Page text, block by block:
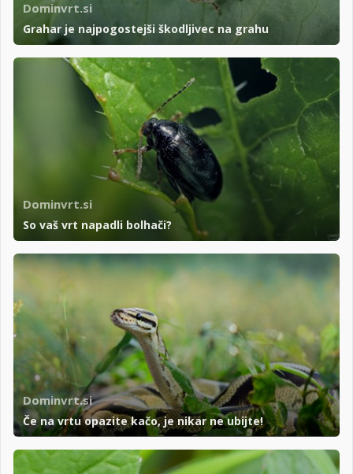
Dominvrt.si
Grahar je najpogostejši škodljivec na grahu
Dominvrt.si
So vaš vrt napadli bolhači?
Dominvrt.si
Če na vrtu opazite kačo, je nikar ne ubijte!